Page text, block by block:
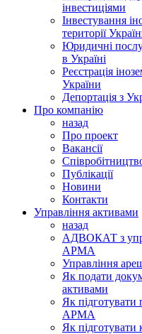
інвестиціями
Інвестування
території
Юридичні
в Україні
Реєстрація
України
Депортація з
Про компанію
назад
Про проект
Вакансії
Публікації
Новини
Контакти
Управління активами
назад
АДВОКАТ з
АРМА
Управління
Як подати
активами
Як підготувати
АРМА
Як підготувати